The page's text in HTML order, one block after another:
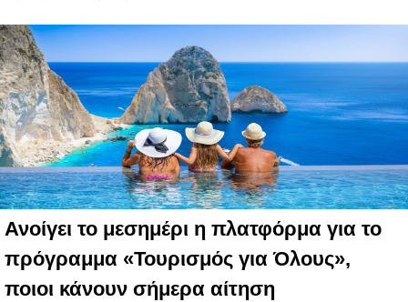
Ανοίγει το μεσημέρι η πλατφόρμα για το
πρόγραμμα «Τουρισμός για Όλους»,
ποιοι κάνουν σήμερα αίτηση